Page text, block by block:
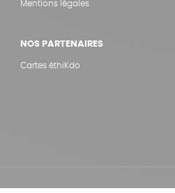
Mentions légales
NOS PARTENAIRES
Cartes éthiKdo